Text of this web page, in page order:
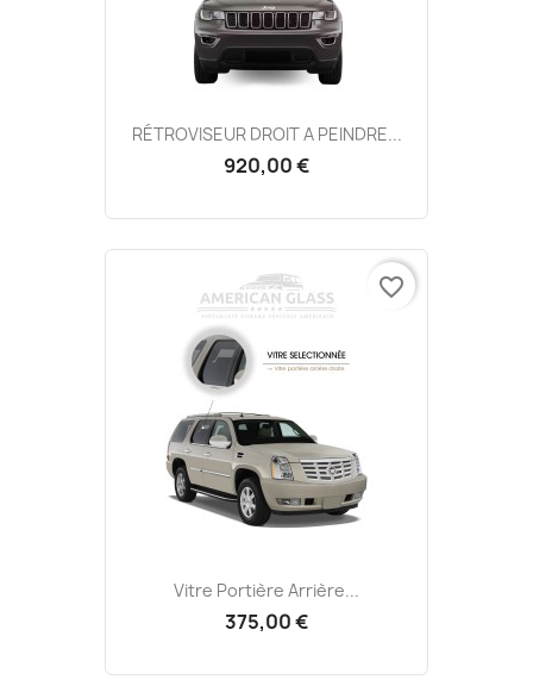
RÉTROVISEUR DROIT A PEINDRE...
920,00 €
Vitre Portière Arrière...
375,00 €
favorite_border